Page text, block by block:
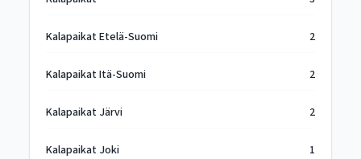
Kalapaikat Etelä-Suomi 2
Kalapaikat Itä-Suomi 2
Kalapaikat Järvi 2
Kalapaikat Joki 1